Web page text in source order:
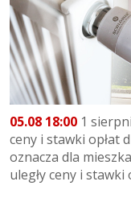
05.08 18:00 1
ceny i stawki opłat
oznacza dla
uległy ceny i stawki